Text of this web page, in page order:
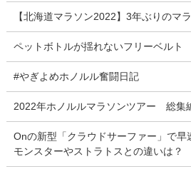
【北海道マラソン2022】3年ぶりのマ
ペットボトルが揺れないフリーベルト
#やぎよめホノルル奮闘日記
2022年ホノルルマラソンツアー 総集
Onの新型「クラウドサーファー」で早
モンスターやストラトスとの違いは？